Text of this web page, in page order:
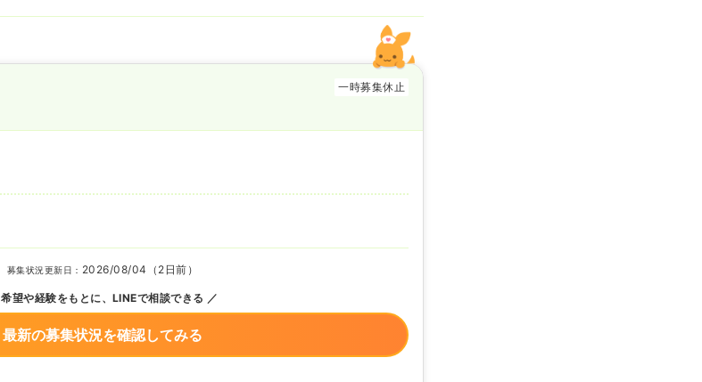
一時募集休止
募集状況更新日： 2026/08/04（2日前）
希望や経験をもとに、LINEで相談できる
最新の募集状況を確認してみる